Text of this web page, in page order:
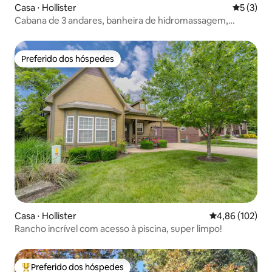
Casa ⋅ Hollister 5 de
5 (3)
Cabana de 3 andares, banheira de hidromassagem,
Preferido dos hóspedes
Preferido dos hóspedes
Casa ⋅ Hollister 4,86 de uma
4,86 (102)
Rancho incrível com acesso à piscina, super limpo!
Preferido dos hóspedes